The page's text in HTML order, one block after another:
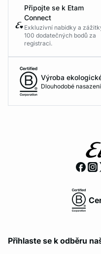
Připojte se k Etam
Connect
Exkluzivní nabídky a
100 dodatečných bodů za
registraci.
Výroba
Dlouhodobé
Přihlaste se k odběru